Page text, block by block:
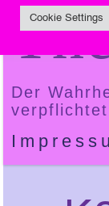
Der
verpflichtet
Cookie Settings